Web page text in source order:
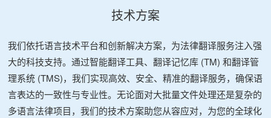
技术方案
我们依托语言技术平台和创新解决方案，为法律翻译服务注入强
大的科技支持。通过智能翻译工具、翻译记忆库 (TM) 和翻译管
理系统 (TMS)，我们实现高效、安全、精准的翻译服务，确保语
言表达的一致性与专业性。无论面对大批量文件处理还是复杂的
多语言法律项目，我们的技术方案助您从容应对，为您的全球化